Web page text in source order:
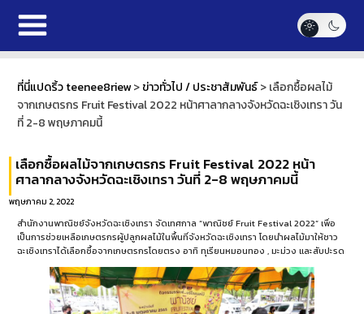
ที่นี่แปดริ้ว teenee8riew>ข่าวทั่วไป / ประชาสัมพันธ์>เลือกซื้อผลไม้
จากเกษตรกร Fruit Festival 2022 หน้าศาลากลางจังหวัดฉะเชิงเทรา วัน
ที่ 2-8 พฤษภาคมนี้
เลือกซื้อผลไม้จากเกษตรกร Fruit Festival 2022 หน้า
ศาลากลางจังหวัดฉะเชิงเทรา วันที่ 2-8 พฤษภาคมนี้
พฤษภาคม 2, 2022
สำนักงานพาณิชย์จังหวัดฉะเชิงเทรา จัดเทศกาล “พาณิชย์ Fruit Festival 2022” เพื่อ
เป็นการช่วยเหลือเกษตรกรผู้ปลูกผลไม้ในพื้นที่จังหวัดฉะเชิงเทรา โดยนำผลไม้มาให้ชาว
ฉะเชิงเทราได้เลือกซื้อจากเกษตรกรโดยตรง อาทิ ทุเรียนหมอนทอง , มะม่วง และสับปะรด